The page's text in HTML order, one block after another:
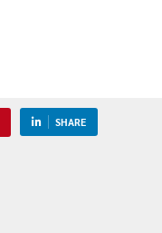
SHARE